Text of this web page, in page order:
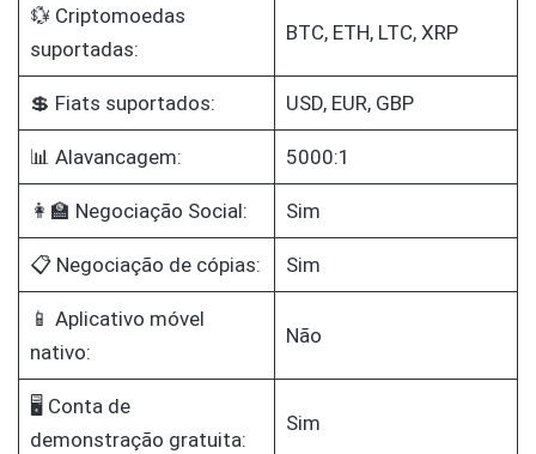
💱 Criptomoedas
suportadas:
BTC, ETH, LTC, XRP
💲 Fiats suportados: USD, EUR, GBP
📊 Alavancagem: 5000:1
👩‍🏫 Negociação Social: Sim
📋 Negociação de cópias: Sim
📱 Aplicativo móvel
nativo:
Não
🖥️ Conta de
demonstração gratuita:
Sim